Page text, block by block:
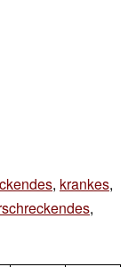
, krankes,
,